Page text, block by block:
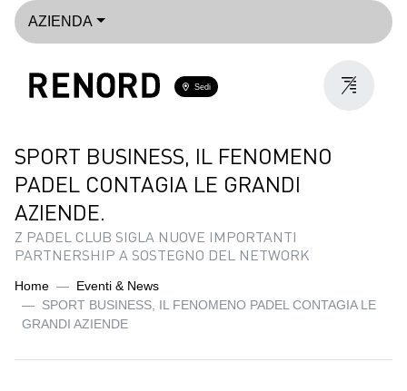
AZIENDA
Sedi
SPORT BUSINESS, IL FENOMENO
PADEL CONTAGIA LE GRANDI
AZIENDE.
Z PADEL CLUB SIGLA NUOVE IMPORTANTI
PARTNERSHIP A SOSTEGNO DEL NETWORK
Home
Eventi & News
SPORT BUSINESS, IL FENOMENO PADEL CONTAGIA LE
GRANDI AZIENDE